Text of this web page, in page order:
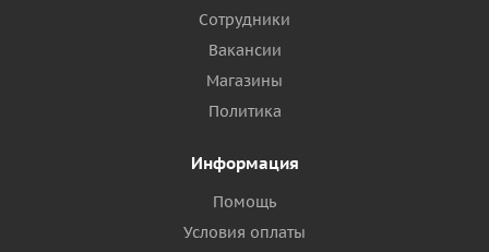
Сотрудники
Вакансии
Магазины
Политика
Информация
Помощь
Условия оплаты